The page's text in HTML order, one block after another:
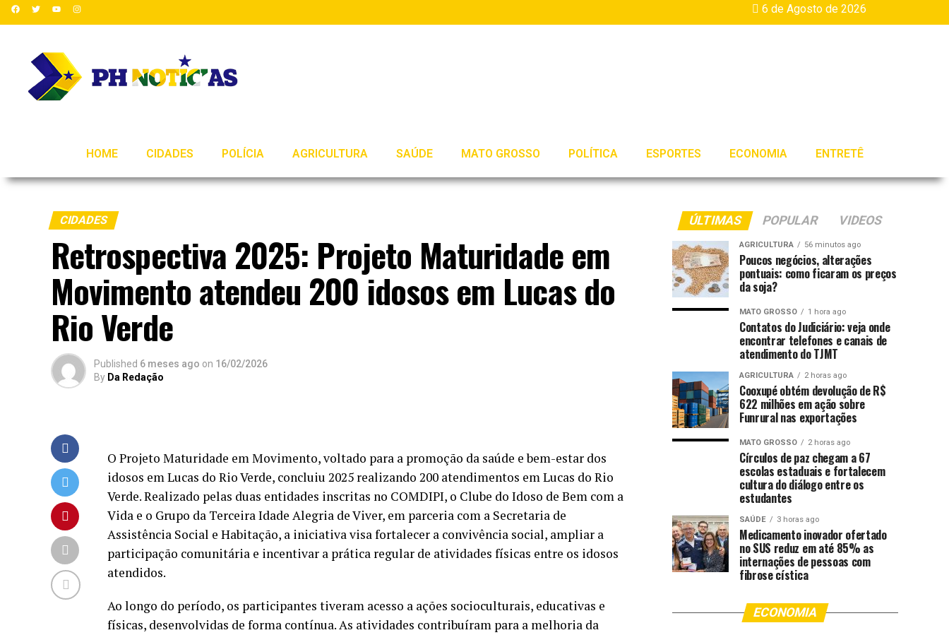
6 de Agosto de 2026
HOME CIDADES POLÍCIA AGRICULTURA SAÚDE MATO GROSSO POLÍTICA ESPORTES ECONOMIA ENTRETÊ
CIDADES
Retrospectiva 2025: Projeto Maturidade em
Movimento atendeu 200 idosos em Lucas do
Rio Verde
Published 6 meses ago on 16/02/2026
By Da Redação
O Projeto Maturidade em Movimento, voltado para a promoção da saúde e bem-estar dos
idosos em Lucas do Rio Verde, concluiu 2025 realizando 200 atendimentos em Lucas do Rio
Verde. Realizado pelas duas entidades inscritas no COMDIPI, o Clube do Idoso de Bem com a
Vida e o Grupo da Terceira Idade Alegria de Viver, em parceria com a Secretaria de
Assistência Social e Habitação, a iniciativa visa fortalecer a convivência social, ampliar a
participação comunitária e incentivar a prática regular de atividades físicas entre os idosos
atendidos.
Ao longo do período, os participantes tiveram acesso a ações socioculturais, educativas e
físicas, desenvolvidas de forma contínua. As atividades contribuíram para a melhoria da
ÚLTIMAS POPULAR VIDEOS
AGRICULTURA 56 minutos ago
Poucos negócios, alterações
pontuais: como ficaram os preços
da soja?
MATO GROSSO 1 hora ago
Contatos do Judiciário: veja onde
encontrar telefones e canais de
atendimento do TJMT
AGRICULTURA 2 horas ago
Cooxupé obtém devolução de R$
622 milhões em ação sobre
Funrural nas exportações
MATO GROSSO 2 horas ago
Círculos de paz chegam a 67
escolas estaduais e fortalecem
cultura do diálogo entre os
estudantes
SAÚDE 3 horas ago
Medicamento inovador ofertado
no SUS reduz em até 85% as
internações de pessoas com
fibrose cística
ECONOMIA